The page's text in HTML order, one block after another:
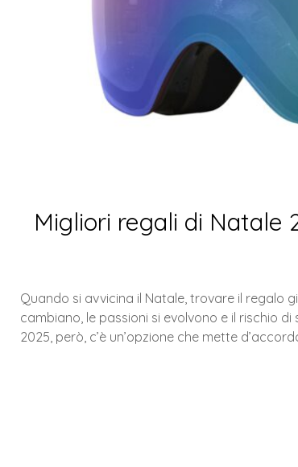
Migliori regali di Natale
Quando si avvicina il Natale, trovare il regalo
cambiano, le passioni si evolvono e il rischio
2025, però, c’è un’opzione che mette